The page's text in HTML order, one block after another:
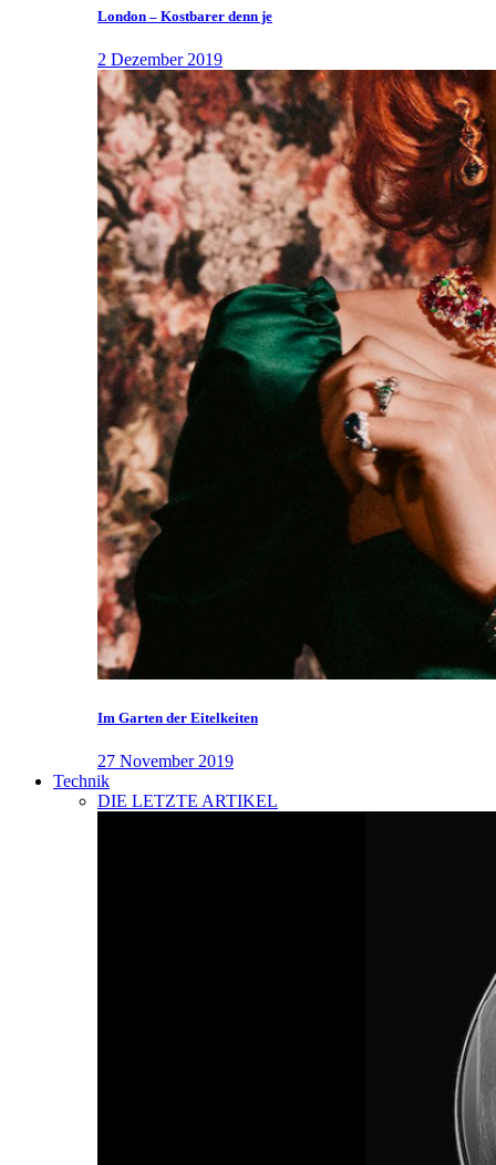
London – Kostbarer denn je
2 Dezember 2019
Im Garten der Eitelkeiten
27 November 2019
Technik
DIE LETZTE ARTIKEL